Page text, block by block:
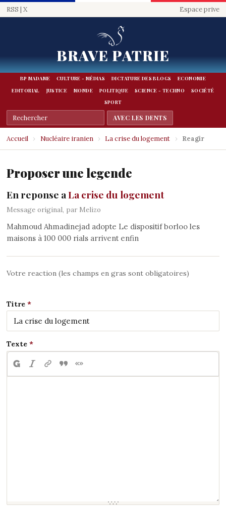
RSS | X Espace prive
BRAVE PATRIE
BP MADAME CULTURE - MÉDIAS DICTATURE DES BLOGS
ECONOMIE
EDITORIAL
JUSTICE MONDE POLITIQUE SCIENCE - TECHNO
SOCIÉTÉ
SPORT
Accueil › Nucléaire iranien › La crise du logement › Reagir
Proposer une legende
En reponse aLa crise du logement
Message original, par Melizo
Mahmoud Ahmadinejad adopte Le dispositif borloo les
maisons à 100 000 rials arrivent enfin
Votre reaction (les champs en gras sont obligatoires)
Titre
Texte